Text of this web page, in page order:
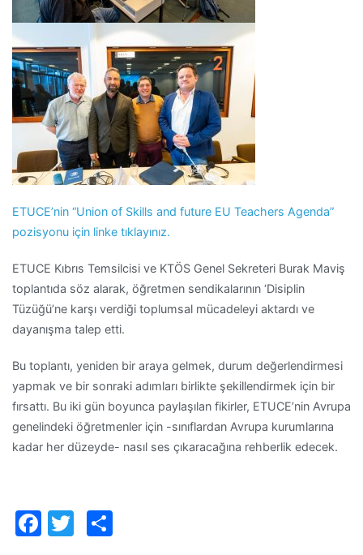
ETUCE’nin “Union of Skills and future EU Teachers Agenda”
pozisyonu için linke tıklayınız.
ETUCE Kıbrıs Temsilcisi ve KTÖS Genel Sekreteri Burak Maviş
toplantıda söz alarak, öğretmen sendikalarının ‘Disiplin
Tüzüğü’ne karşı verdiği toplumsal mücadeleyi aktardı ve
dayanışma talep etti.
Bu toplantı, yeniden bir araya gelmek, durum değerlendirmesi
yapmak ve bir sonraki adımları birlikte şekillendirmek için bir
fırsattı. Bu iki gün boyunca paylaşılan fikirler, ETUCE’nin Avrupa
genelindeki öğretmenler için -sınıflardan Avrupa kurumlarına
kadar her düzeyde- nasıl ses çıkaracağına rehberlik edecek.
Facebook
Twitter